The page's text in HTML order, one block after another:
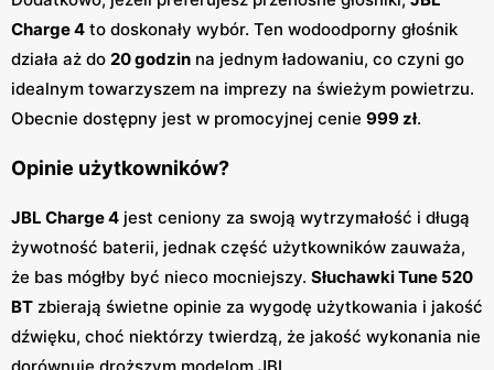
Charge 4 to doskonały wybór. Ten wodoodporny głośnik
działa aż do 20 godzin na jednym ładowaniu, co czyni go
idealnym towarzyszem na imprezy na świeżym powietrzu.
Obecnie dostępny jest w promocyjnej cenie 999 zł.
Opinie użytkowników?
JBL Charge 4 jest ceniony za swoją wytrzymałość i długą
żywotność baterii, jednak część użytkowników zauważa,
że bas mógłby być nieco mocniejszy. Słuchawki Tune 520
BT zbierają świetne opinie za wygodę użytkowania i jakość
dźwięku, choć niektórzy twierdzą, że jakość wykonania nie